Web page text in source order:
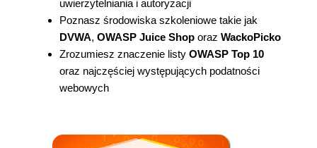
uwierzytelniania i autoryzacji
Poznasz środowiska szkoleniowe takie jak
DVWA, OWASP Juice Shop oraz WackoPicko
Zrozumiesz znaczenie listy OWASP Top 10
oraz najczęściej występujących podatności
webowych